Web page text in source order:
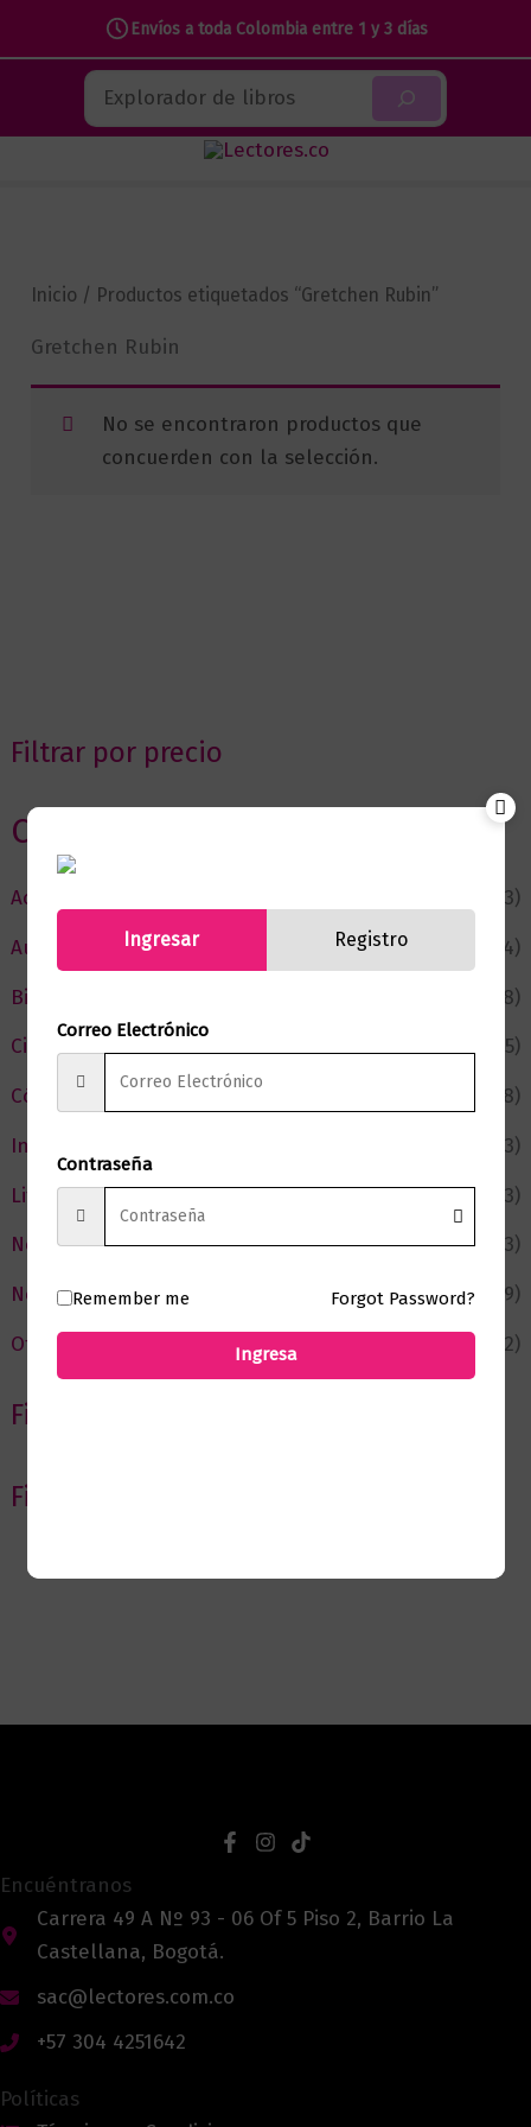
Envíos a toda Colombia entre 1 y 3 días
contenido
Buscar
Filtrar por precio
Categorias
Actualidad
(53)
Autor del Mes
(4)
Bienestar
(228)
Ciencia y Conocimiento
(75)
Cómic y Fantasía
(88)
Infantil y Juvenil
(213)
Literatura
(373)
Negocios
(43)
Novedades
(109)
Ofertas
(12)
Filtrar por Autor
Filtrar por editorial
Inicio / Productos etiquetados “Gretchen Rubin”
Gretchen Rubin
No se encontraron productos que
concuerden con la selección.
Encuéntranos
Carrera 49 A Nº 93 - 06 Of 5 Piso 2, Barrio La
Castellana, Bogotá.
sac@lectores.com.co
+57 304 4251642
Políticas
Ingresar Registro
Correo Electrónico
Contraseña
Remember me Forgot Password?
Ingresa